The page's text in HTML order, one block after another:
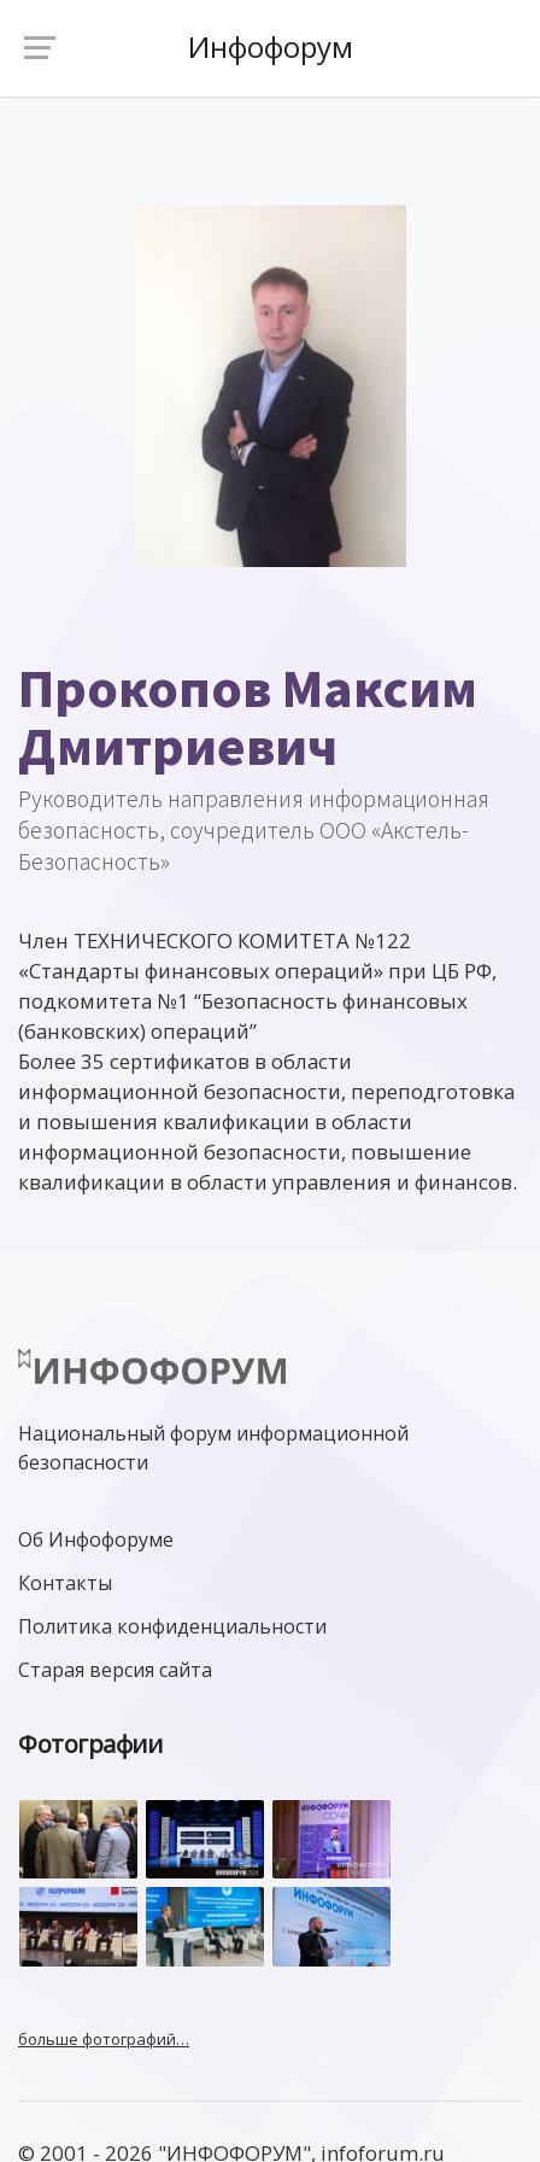
Инфофорум
Прокопов Максим
Дмитриевич
Руководитель направления информационная
безопасность, соучредитель ООО «Акстель-
Безопасность»
Член ТЕХНИЧЕСКОГО КОМИТЕТА №122
«Стандарты финансовых операций» при ЦБ РФ,
подкомитета №1 “Безопасность финансовых
(банковских) операций”
Более 35 сертификатов в области
информационной безопасности, переподготовка
и повышения квалификации в области
информационной безопасности, повышение
квалификации в области управления и финансов.
Национальный форум информационной
безопасности
Об Инфофоруме
Контакты
Политика конфиденциальности
Старая версия сайта
Фотографии
больше фотографий…
© 2001 - 2026 "ИНФОФОРУМ", infoforum.ru